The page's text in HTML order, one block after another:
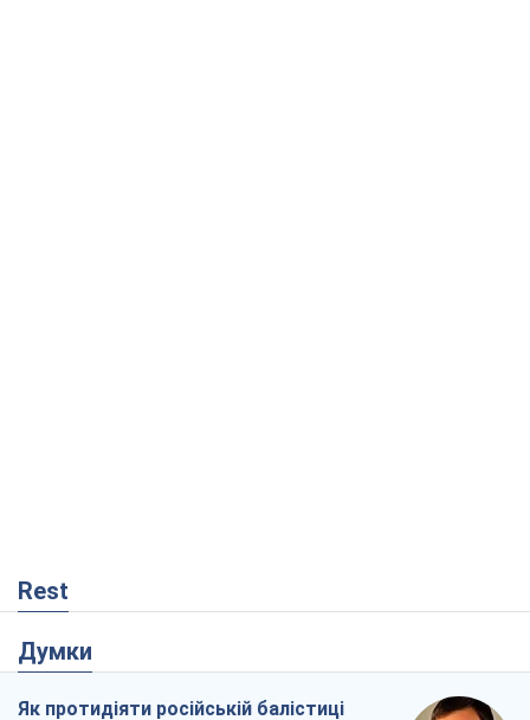
Rest
Думки
Як протидіяти російській балістиці